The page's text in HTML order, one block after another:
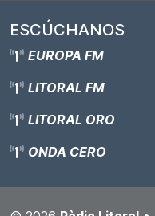
ESCÚCHANOS
EUROPA FM
LITORAL FM
LITORAL ORO
ONDA CERO